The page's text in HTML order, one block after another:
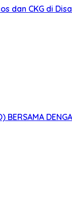
dan CKG di
BERSAMA